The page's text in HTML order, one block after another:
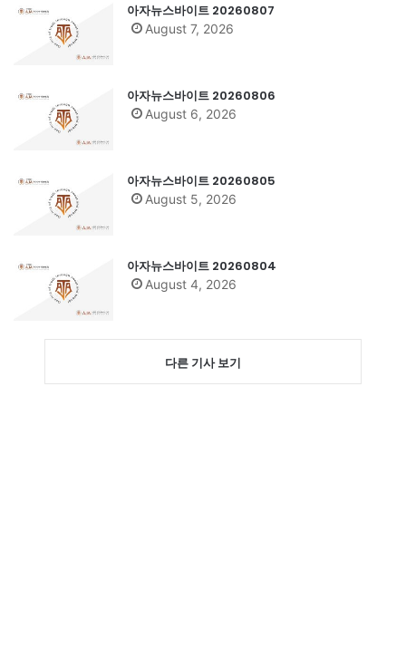
아자뉴스바이트 20260807
August 7, 2026
아자뉴스바이트 20260806
August 6, 2026
아자뉴스바이트 20260805
August 5, 2026
아자뉴스바이트 20260804
August 4, 2026
다른 기사 보기